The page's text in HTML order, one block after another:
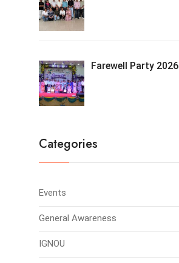
Farewell Party 2026
Categories
Events
General Awareness
IGNOU